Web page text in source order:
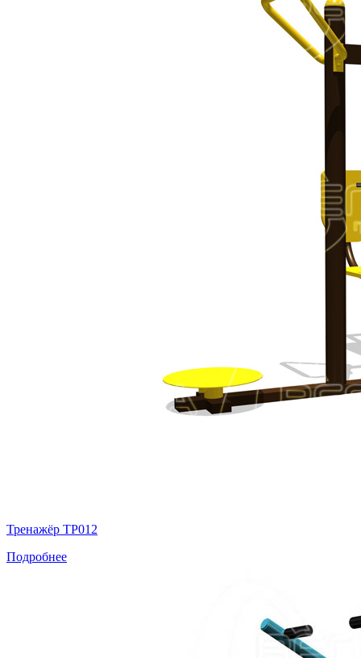
Тренажёр ТР012
Подробнее